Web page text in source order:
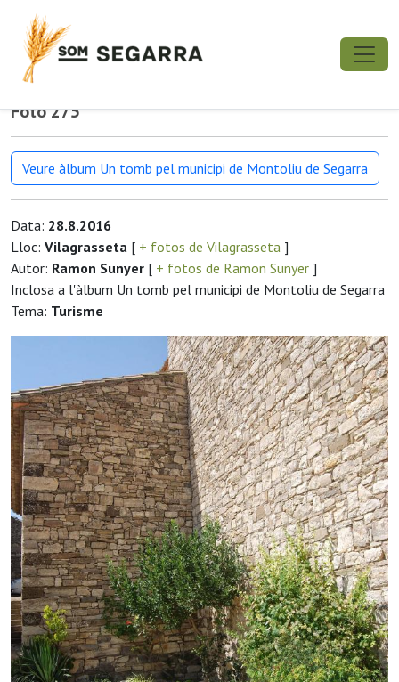
Foto 275
Veure àlbum Un tomb pel municipi de Montoliu de Segarra
Data: 28.8.2016
Lloc: Vilagrasseta [ + fotos de Vilagrasseta ]
Autor: Ramon Sunyer [ + fotos de Ramon Sunyer ]
Inclosa a l'àlbum Un tomb pel municipi de Montoliu de Segarra
Tema: Turisme